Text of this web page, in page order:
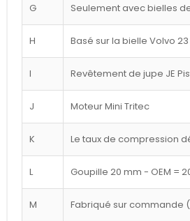
G Seulement avec bielles
H Basé sur la bielle Volvo 23
I Revêtement de jupe JE
J Moteur Mini Tritec
K Le taux de compression
L Goupille 20 mm - OEM =
M Fabriqué sur commande